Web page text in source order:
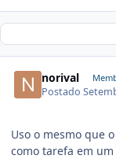
norival
Postado
Uso o mesmo que
como tarefa em